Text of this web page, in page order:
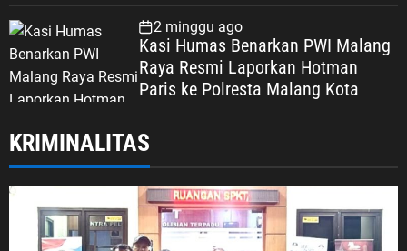
Dipertaruhkan
2 minggu ago
Kasi Humas Benarkan PWI Malang
Raya Resmi Laporkan Hotman
Paris ke Polresta Malang Kota
KRIMINALITAS